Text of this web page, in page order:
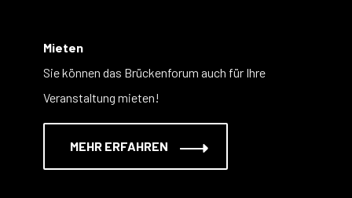
Mieten
Sie können das Brückenforum auch für Ihre
Veranstaltung mieten!
MEHR ERFAHREN